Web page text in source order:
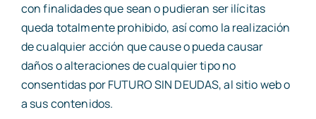
con finalidades que sean o pudieran ser ilícitas
queda totalmente prohibido, así como la realización
de cualquier acción que cause o pueda causar
daños o alteraciones de cualquier tipo no
consentidas por FUTURO SIN DEUDAS, al sitio web o
a sus contenidos.